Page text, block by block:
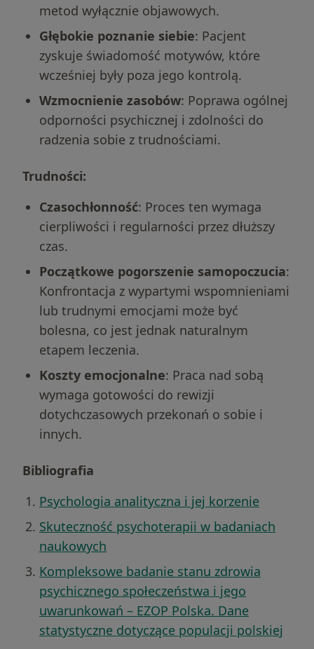
metod wyłącznie objawowych.
Głębokie poznanie siebie: Pacjent
zyskuje świadomość motywów, które
wcześniej były poza jego kontrolą.
Wzmocnienie zasobów: Poprawa ogólnej
odporności psychicznej i zdolności do
radzenia sobie z trudnościami.
Trudności:
Czasochłonność: Proces ten wymaga
cierpliwości i regularności przez dłuższy
czas.
Początkowe pogorszenie samopoczucia:
Konfrontacja z wypartymi wspomnieniami
lub trudnymi emocjami może być
bolesna, co jest jednak naturalnym
etapem leczenia.
Koszty emocjonalne: Praca nad sobą
wymaga gotowości do rewizji
dotychczasowych przekonań o sobie i
innych.
Bibliografia
Psychologia analityczna i jej korzenie
Skuteczność psychoterapii w badaniach
naukowych
Kompleksowe badanie stanu zdrowia
psychicznego społeczeństwa i jego
uwarunkowań – EZOP Polska. Dane
statystyczne dotyczące populacji polskiej